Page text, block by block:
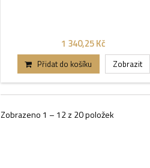
1 340,25 Kč
Přidat do košíku Zobrazit
Zobrazeno 1 – 12 z 20 položek